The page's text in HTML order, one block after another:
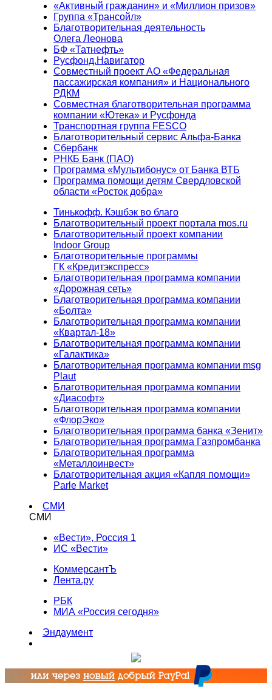
«Активный гражданин» и «Миллион призов»
Группа «Трансойл»
Благотворительная деятельность
Олега Леонова
БФ «Татнефть»
Русфонд.Навигатор
Совместный проект АО «Федеральная
пассажирская компания» и Национального
РДКМ
Совместная благотворительная программа
компании «Ютека» и Русфонда
Транспортная группа FESCO
Благотворительный сервис Альфа-Банка
Сбербанк
РНКБ Банк (ПАО)
Программа «Мультибонус» от Банка ВТБ
Программа помощи детям Свердловской
области «Росток добра»
Тинькофф. Кэшбэк во благо
Благотворительный проект портала mos.ru
Благотворительный проект компании
Indoor Group
Благотворительные программы
ГК «Кредитэкспресс»
Благотворительная программа компании
«Дорожная сеть»
Благотворительная программа компании
«Болта»
Благотворительная программа компании
«Квартал-18»
Благотворительная программа компании
«Галактика»
Благотворительная программа компании msg
Plaut
Благотворительная программа компании
«Диасофт»
Благотворительная программа компании
«ФлорЭко»
Благотворительная программа банка «Зенит»
Благотворительная программа Газпромбанка
Благотворительная программа
«Металлоинвест»
Благотворительная акция «Капля помощи»
Parle Market
СМИ
СМИ
«Вести», Россия 1
ИС «Вести»
КоммерсантЪ
Лента.ру
РБК
МИА «Россия сегодня»
Эндаумент